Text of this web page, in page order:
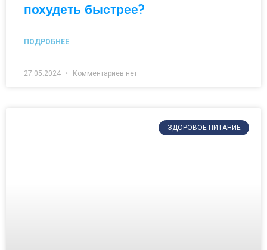
похудеть быстрее?
ПОДРОБНЕЕ
27.05.2024 Комментариев нет
ЗДОРОВОЕ ПИТАНИЕ